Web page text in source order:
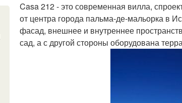
Casa 212 - это современная вилла,
от центра города пальма-де-мальорка в
фасад, внешнее и внутреннее
сад, а с другой стороны оборудована